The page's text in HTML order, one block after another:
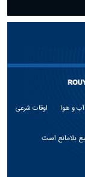
آب و هوا
اوقات شرعی
بلامانع است